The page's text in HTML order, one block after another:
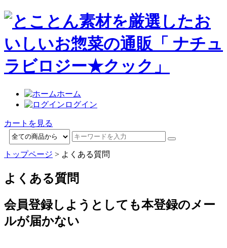
ホーム
ログイン
カートを見る
トップページ > よくある質問
よくある質問
会員登録しようとしても本登録のメー
ルが届かない